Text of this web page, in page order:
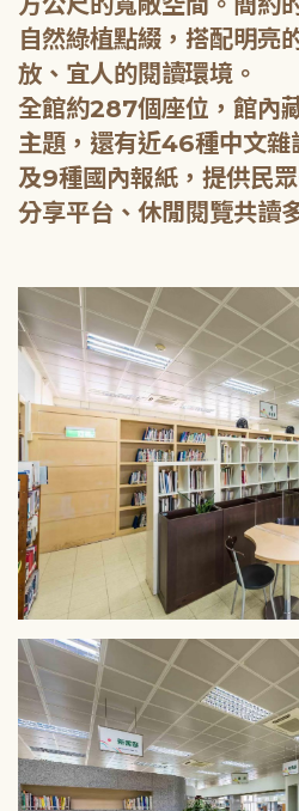
自然綠植點綴，搭配明亮
放、宜人的閱讀環境。
全館約287個座位，館內
主題，還有近46種中文
及9種國內報紙，提供民